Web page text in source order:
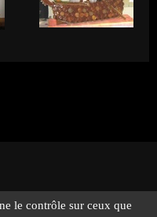
droits réservés -
le contrôle sur ceux que